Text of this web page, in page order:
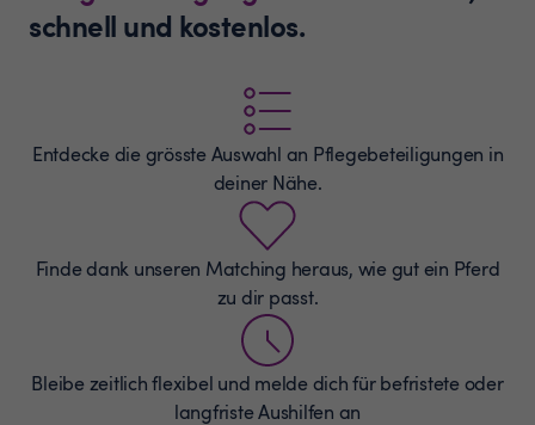
schnell und kostenlos.
Entdecke die grösste Auswahl an Pflegebeteiligungen in
deiner Nähe.
Finde dank unseren Matching heraus, wie gut ein Pferd
zu dir passt.
Bleibe zeitlich flexibel und melde dich für befristete oder
langfriste Aushilfen an